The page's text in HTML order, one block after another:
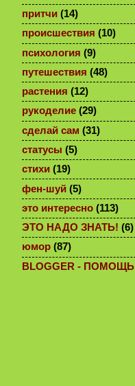
притчи (14)
происшествия (10)
психология (9)
путешествия (48)
растения (12)
рукоделие (29)
сделай сам (31)
статусы (5)
стихи (19)
фен-шуй (5)
это интересно (113)
ЭТО НАДО ЗНАТЬ! (6)
юмор (87)
BLOGGER - ПОМОЩЬ